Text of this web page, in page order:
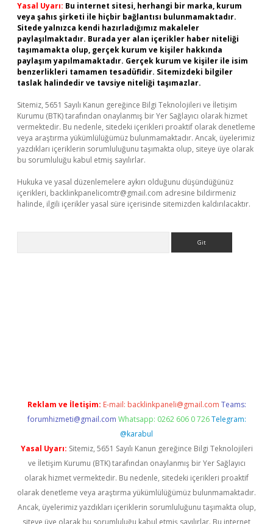
Yasal Uyarı: Bu internet sitesi, herhangi bir marka, kurum
veya şahıs şirketi ile hiçbir bağlantısı bulunmamaktadır.
Sitede yalnızca kendi hazırladığımız makaleler
paylaşılmaktadır. Burada yer alan içerikler haber niteliği
taşımamakta olup, gerçek kurum ve kişiler hakkında
paylaşım yapılmamaktadır. Gerçek kurum ve kişiler ile isim
benzerlikleri tamamen tesadüfidir. Sitemizdeki bilgiler
taslak halindedir ve tavsiye niteliği taşımazlar.
Sitemiz, 5651 Sayılı Kanun gereğince Bilgi Teknolojileri ve İletişim
Kurumu (BTK) tarafından onaylanmış bir Yer Sağlayıcı olarak hizmet
vermektedir. Bu nedenle, sitedeki içerikleri proaktif olarak denetleme
veya araştırma yükümlülüğümüz bulunmamaktadır. Ancak, üyelerimiz
yazdıkları içeriklerin sorumluluğunu taşımakta olup, siteye üye olarak
bu sorumluluğu kabul etmiş sayılırlar.
Hukuka ve yasal düzenlemelere aykırı olduğunu düşündüğünüz
içerikleri, backlinkpanelicomtr@gmail.com adresine bildirmeniz
halinde, ilgili içerikler yasal süre içerisinde sitemizden kaldırılacaktır.
Reklam ve İletişim: E-mail: backlinkpaneli@gmail.com Teams:
forumhizmeti@gmail.com Whatsapp: 0262 606 0 726 Telegram:
@karabul
Yasal Uyarı: Sitemiz, 5651 Sayılı Kanun gereğince Bilgi Teknolojileri
ve İletişim Kurumu (BTK) tarafından onaylanmış bir Yer Sağlayıcı
olarak hizmet vermektedir. Bu nedenle, sitedeki içerikleri proaktif
olarak denetleme veya araştırma yükümlülüğümüz bulunmamaktadır.
Ancak, üyelerimiz yazdıkları içeriklerin sorumluluğunu taşımakta olup,
siteye üye olarak bu sorumluluğu kabul etmiş sayılırlar. Bu internet